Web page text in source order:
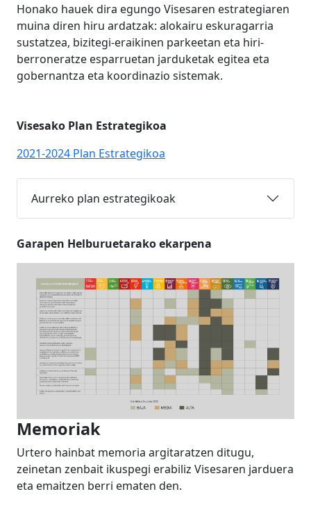
Honako hauek dira egungo Visesaren estrategiaren
muina diren hiru ardatzak: alokairu eskuragarria
sustatzea, bizitegi-eraikinen parkeetan eta hiri-
berroneratze esparruetan jarduketak egitea eta
gobernantza eta koordinazio sistemak.
Visesako Plan Estrategikoa
2021-2024 Plan Estrategikoa
Aurreko plan estrategikoak
Garapen Helburuetarako ekarpena
Memoriak
Urtero hainbat memoria argitaratzen ditugu,
zeinetan zenbait ikuspegi erabiliz Visesaren jarduera
eta emaitzen berri ematen den.